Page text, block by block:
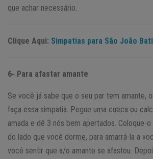
que achar necessário.
Clique Aqui: Simpatias para São João
6- Para afastar amante
Se você já sabe que o seu par tem amante,
faça essa simpatia. Pegue uma cueca ou
amada e dê 3 nós bem apertados. Coloque-
do lado que você dorme, para amarrá-la a
você sentir que a/o amante se afastou.